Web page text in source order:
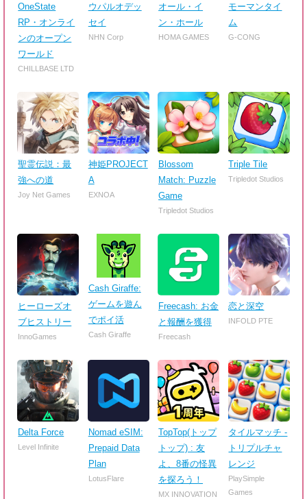
OneState
RP・オンライ
ンのオープン
ワールド
CHILLBASE LTD
ウパルオデッ
セイ
NHN Corp
オール・イ
ン・ホール
HOMA GAMES
モーマンタイ
ム
G-CONG
聖霊伝説：最
強への道
Joy Net Games
神姫PROJECT
A
EXNOA
Blossom
Match: Puzzle
Game
Tripledot Studios
Triple Tile
Tripledot Studios
ヒーローズオ
ブヒストリー
InnoGames
Cash Giraffe:
ゲームを遊ん
でポイ活
Cash Giraffe
Freecash: お金
と報酬を獲得
Freecash
恋と深空
INFOLD PTE
Delta Force
Level Infinite
Nomad eSIM:
Prepaid Data
Plan
LotusFlare
TopTop(トップ
トップ) : 友
よ、8番の怪異
を探ろう！
MX INNOVATION
タイルマッチ -
トリプルチャ
レンジ
PlaySimple
Games